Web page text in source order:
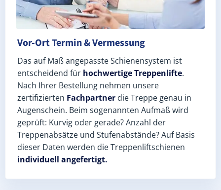
Vor-Ort Termin & Vermessung
Das auf Maß angepasste Schienensystem ist
entscheidend für hochwertige Treppenlifte.
Nach Ihrer Bestellung nehmen unsere
zertifizierten Fachpartner die Treppe genau in
Augenschein. Beim sogenannten Aufmaß wird
geprüft: Kurvig oder gerade? Anzahl der
Treppenabsätze und Stufenabstände? Auf Basis
dieser Daten werden die Treppenliftschienen
individuell angefertigt.